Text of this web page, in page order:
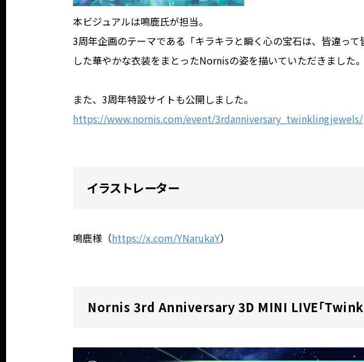
本ビジュアルは鳴鹿氏が担当。
3周年企画のテーマである「キラキラと瞬く心の宝石は、皆違っ
した華やかな衣装をまとったNornisの姿を描いていただきました。
また、3周年特設サイトも公開しました。
https://www.nornis.com/event/3rdanniversary_twinklingjewels/
イラストレーター
鳴鹿様（https://x.com/YNarukaY）
Nornis 3rd Anniversary 3D MINI LIVE「